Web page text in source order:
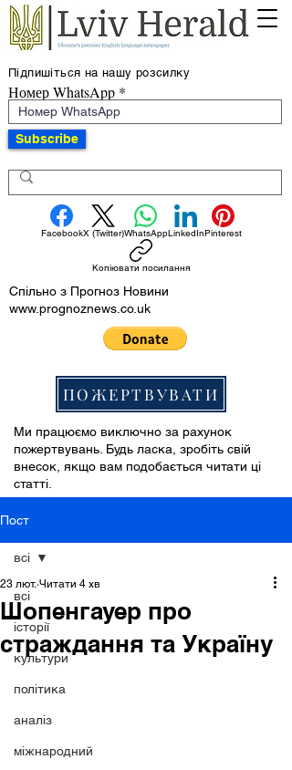
Підпишіться на нашу розсилку
Номер WhatsApp
Subscribe
FacebookX (Twitter)WhatsAppLinkedInPinterest
Копіювати посилання
Спільно з Прогноз Новини
www.prognoznews.co.uk
ПОЖЕРТВУВАТИ
Ми працюємо виключно за рахунок
пожертвувань. Будь ласка, зробіть свій
внесок, якщо вам подобається читати ці
статті.
Пост
всі
історії
культури
політика
аналіз
міжнародний
всі
Шопенгауер про
страждання та Україну
23 лют. Читати 4 хв